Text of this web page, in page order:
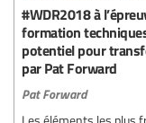
#WDR2018 à
formation
potentiel pour
par Pat Forward
Pat Forward
Les éléments les plus